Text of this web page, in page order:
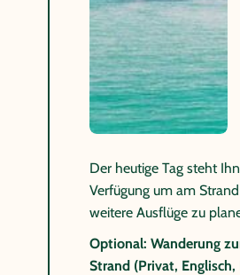
Der heutige Tag steht
Verfügung um am
weitere Ausflüge zu
Optional: Wanderung
Strand (Privat,